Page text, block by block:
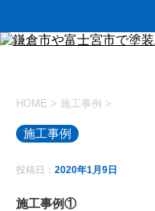
HOME > 施工事例 >
施工事例
投稿日： 2020年1月9日
施工事例①